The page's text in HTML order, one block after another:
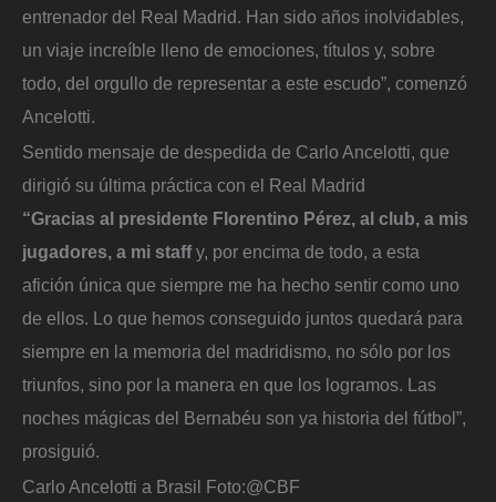
entrenador del Real Madrid. Han sido años inolvidables,
un viaje increíble lleno de emociones, títulos y, sobre
todo, del orgullo de representar a este escudo”, comenzó
Ancelotti.
Sentido mensaje de despedida de Carlo Ancelotti, que
dirigió su última práctica con el Real Madrid
“Gracias al presidente Florentino Pérez, al club, a mis
jugadores, a mi staffy, por encima de todo, a esta
afición única que siempre me ha hecho sentir como uno
de ellos. Lo que hemos conseguido juntos quedará para
siempre en la memoria del madridismo, no sólo por los
triunfos, sino por la manera en que los logramos. Las
noches mágicas del Bernabéu son ya historia del fútbol”,
prosiguió.
Carlo Ancelotti a Brasil Foto:@CBF